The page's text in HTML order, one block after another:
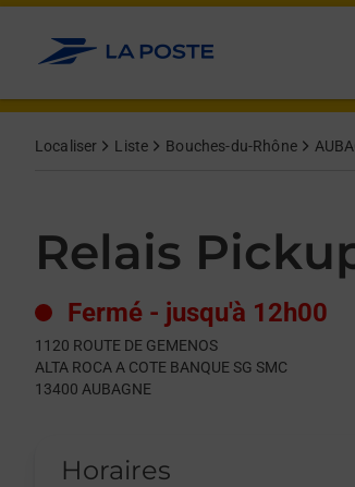
Allez au contenu
Localiser Liste Bouches-du-Rhône
Relais
Fermé - jusqu'à 12h00
1120 ROUTE DE GEMENOS
ALTA ROCA A COTE BANQUE SG SMC
13400 AUBAGNE
Horaires
Day of the WeekHours
Get directions to Relais Pickup at 1120 ROUTE
lien s'ouvre dans un nouvel onglet